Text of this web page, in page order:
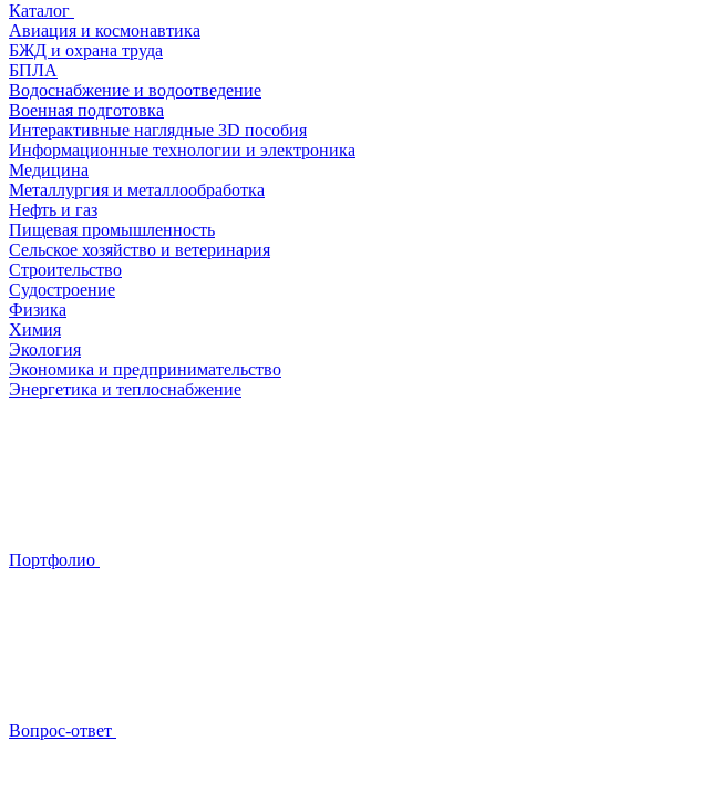
Каталог
Авиация и космонавтика
БЖД и охрана труда
БПЛА
Водоснабжение и водоотведение
Военная подготовка
Интерактивные наглядные 3D пособия
Информационные технологии и электроника
Медицина
Металлургия и металлообработка
Нефть и газ
Пищевая промышленность
Сельское хозяйство и ветеринария
Строительство
Судостроение
Физика
Химия
Экология
Экономика и предпринимательство
Энергетика и теплоснабжение
Портфолио
Вопрос-ответ